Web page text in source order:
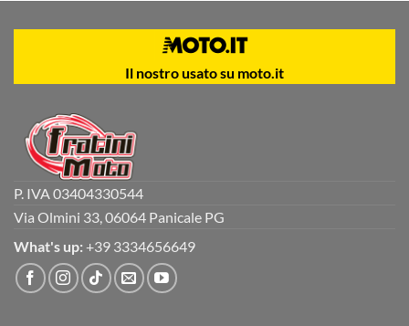
Il nostro usato su moto.it
P. IVA 03404330544
Via Olmini 33, 06064 Panicale PG
What's up: +39 3334656649